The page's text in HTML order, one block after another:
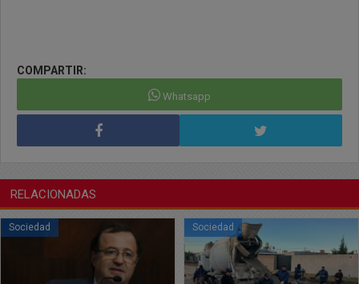
COMPARTIR:
Whatsapp
RELACIONADAS
Sociedad Sociedad